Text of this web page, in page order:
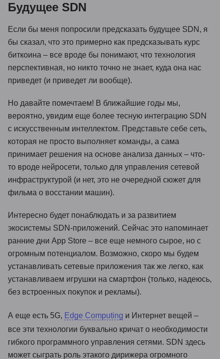
Будущее SDN
Если бы меня попросили предсказать будущее SDN, я
бы сказал, что это примерно как предсказывать курс
биткоина – все вроде бы понимают, что технология
перспективная, но никто точно не знает, куда она нас
приведет (и приведет ли вообще).
Но давайте помечтаем! В ближайшие годы мы,
вероятно, увидим еще более тесную интеграцию SDN
с искусственным интеллектом. Представьте себе сеть,
которая не просто выполняет команды, а сама
принимает решения на основе анализа данных – что-
то вроде нейросети, только для управления сетевой
инфраструктурой (и нет, это не очередной сюжет для
фильма о восстании машин).
Интересно будет понаблюдать и за развитием
экосистемы SDN-приложений. Сейчас это напоминает
ранние дни App Store – все еще немного сырое, но с
огромным потенциалом. Возможно, скоро мы будем
устанавливать сетевые приложения так же легко, как
устанавливаем игрушки на смартфон (только, надеюсь,
без встроенных покупок и рекламы).
А еще есть 5G, Edge Computing и Интернет вещей –
все эти технологии буквально кричат о необходимости
гибкого программного управления сетями. SDN здесь
может сыграть роль этакого дирижера огромного